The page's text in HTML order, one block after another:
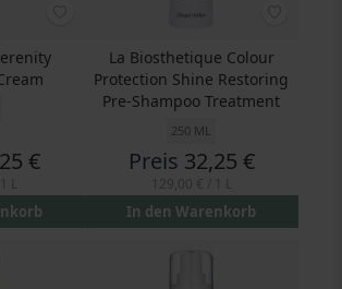
€
La Biosthetique Colour
Protection Shine Restoring
Pre-Shampoo Treatment
250 ML
Preis 32,25 €
In den Warenkorb